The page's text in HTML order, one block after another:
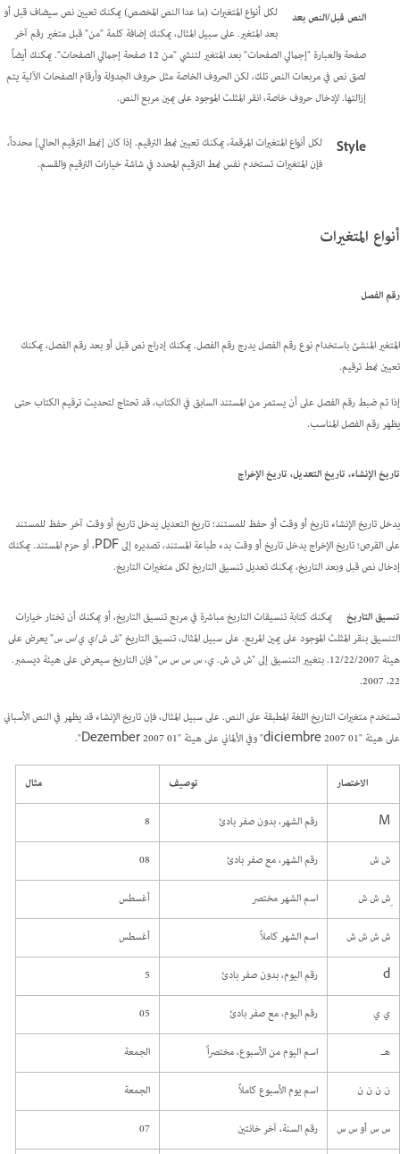
النص قبل/النص بعد
لكل أنواع المتغيرات (ما عدا النص المخصص) يمكنك تعيين نص سيضاف قبل أو
بعد المتغير. على سبيل المثال، يمكنك إضافة كلمة "من" قبل متغير رقم آخر
صفحة والعبارة "إجمالي الصفحات" بعد المتغير لتنشي "من 12 صفحة إجمالي الصفحات". يمكنك أيضاً
لصق نص في مربعات النص تلك، لكن الحروف الخاصة مثل حروف الجدولة وأرقام الصفحات الآلية يتم
إزالتها. لإدخال حروف خاصة، انقر المثلث الموجود على يمين مربع النص.
Style
لكل أنواع المتغيرات المرقمة، يمكنك تعيين نمط الترقيم. إذا كان [نمط الترقيم الحالي] محدداً،
فإن المتغيرات تستخدم نفس نمط الترقيم المحدد في شاشة خيارات الترقيم والقسم.
أنواع المتغيرات
رقم الفصل
المتغير المنشئ باستخدام نوع رقم الفصل يدرج رقم الفصل. يمكنك إدراج نص قبل أو بعد رقم الفصل، يمكنك
تعيين نمط ترقيم.
إذا تم ضبط رقم الفصل على أن يستمر من المستند السابق في الكتاب، قد تحتاج لتحديث ترقيم الكتاب حتى
يظهر رقم الفصل المناسب.
تاريخ الإنشاء، تاريخ التعديل، تاريخ الإخراج
يدخل تاريخ الإنشاء تاريخ أو وقت أو حفظ للمستند؛ تاريخ التعديل يدخل تاريخ أو وقت آخر حفظ للمستند
على القرص؛ تاريخ الإخراج يدخل تاريخ أو وقت بدء طباعة المستند، تصديره إلى PDF، أو حزم المستند. يمكنك
إدخال نص قبل وبعد التاريخ، يمكنك تعديل تنسيق التاريخ لكل متغيرات التاريخ.
تنسيق التاريخ
يمكنك كتابة تنسيقات التاريخ مباشرة في مربع تنسيق التاريخ، أو يمكنك أن تختار خيارات
التنسيق بنقر المثلث الموجود على يمين المربع. على سبيل المثال، تنسيق التاريخ "ش ش/ي ي/س س" يعرض على
هيئة 12/22/2007. بتغيير التنسيق إلى "ش ش ش. ي، س س س س" فإن التاريخ سيعرض على هيئة ديسمبر.
22، 2007.
تستخدم متغيرات التاريخ اللغة المطبقة على النص. على سبيل المثال، فإن تاريخ الإنشاء قد يظهر في النص الأسباني
على هيئة "01 diciembre 2007" وفي الألماني على هيئة "01 Dezember 2007".
الاختصار توصيف
مثال
M
رقم الشهر، بدون صفر بادئ
8
ش ش
رقم الشهر، مع صفر بادئ
08
ِش ش ش
اسم الشهر مختصر
أغسطس
ش ش ش ش
اسم الشهر كاملاً
أغسطس
d
رقم اليوم، بدون صفر بادئ
5
ي ي
رقم اليوم، مع صفر بادئ
05
هـ
اسم اليوم من الأسبوع، مختصراً
الجمعة
ن ن ن ن
اسم يوم الأسبوع كاملاً
الجمعة
س س أو س س
رقم السنة، آخر خانتين 07